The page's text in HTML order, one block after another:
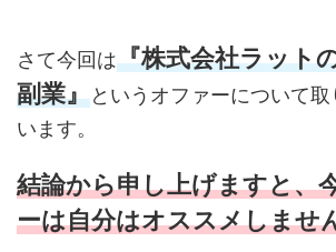
さて今回は『株式会社ラット
副業』というオファーについて
います。
結論から申し上げますと、
ーは自分はオススメしませ